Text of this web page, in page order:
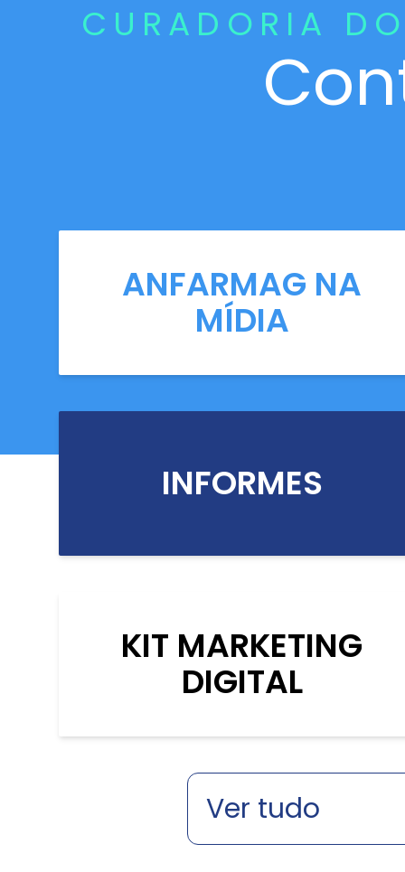
CURADORIA
ANFARMAG NA
MÍDIA
INFORMES
KIT MARKETING
DIGITAL